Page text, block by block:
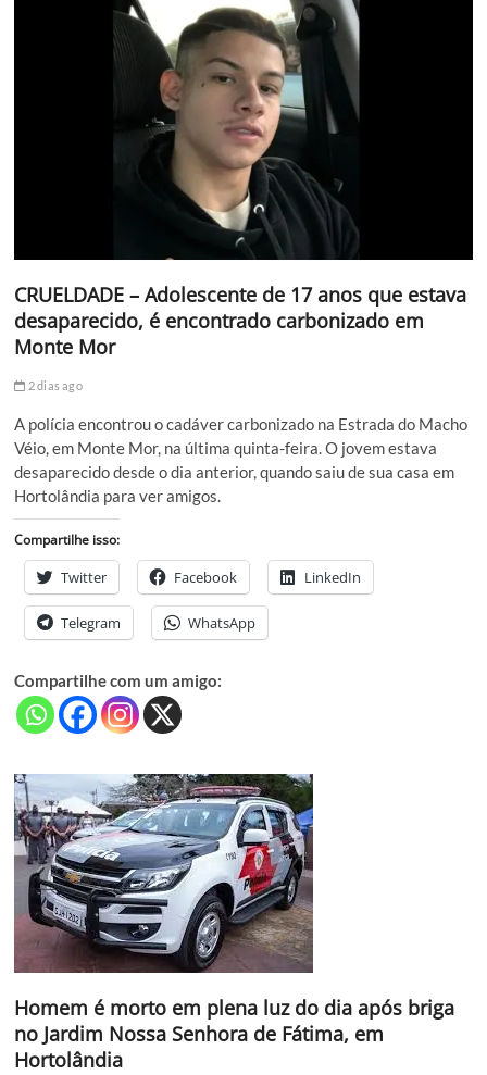
CRUELDADE – Adolescente de 17 anos que estava
desaparecido, é encontrado carbonizado em
Monte Mor
2 dias ago
A polícia encontrou o cadáver carbonizado na Estrada do Macho
Véio, em Monte Mor, na última quinta-feira. O jovem estava
desaparecido desde o dia anterior, quando saiu de sua casa em
Hortolândia para ver amigos.
Compartilhe isso:
Twitter Facebook LinkedIn
Telegram WhatsApp
Compartilhe com um amigo:
Homem é morto em plena luz do dia após briga
no Jardim Nossa Senhora de Fátima, em
Hortolândia